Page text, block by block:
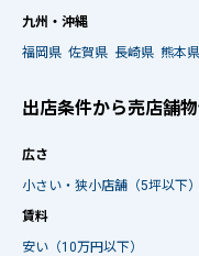
九州・沖縄
福岡県 佐賀県 長崎県 熊本県
出店条件から売店舗
広さ
小さい・狭小店舗（5坪以下）
賃料
安い（10万円以下）